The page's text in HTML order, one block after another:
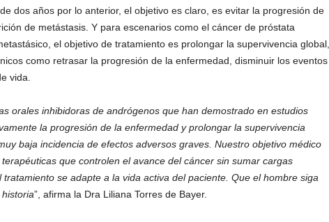
dos años por lo anterior, el objetivo es claro, es evitar la progresión de
de metástasis. Y para escenarios como el cáncer de próstata
el objetivo de tratamiento es prolongar la supervivencia global,
como retrasar la progresión de la enfermedad, disminuir los eventos
vida.
orales inhibidoras de andrógenos que han demostrado en estudios
la progresión de la enfermedad y prolongar la supervivencia
baja incidencia de efectos adversos graves. Nuestro objetivo médico
que controlen el avance del cáncer sin sumar cargas
se adapte a la vida activa del paciente. Que el hombre siga
”, afirma la Dra Liliana Torres de Bayer.